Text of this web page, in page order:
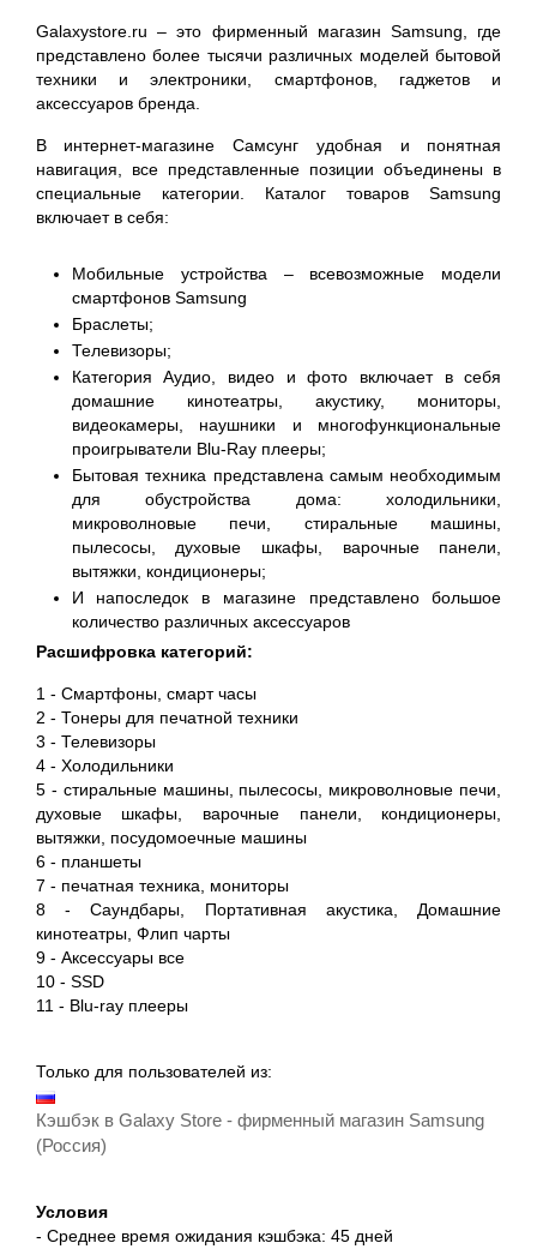
Galaxystore.ru – это фирменный магазин Samsung, где
представлено более тысячи различных моделей бытовой
техники и электроники, смартфонов, гаджетов и
аксессуаров бренда.
В интернет-магазине Самсунг удобная и понятная
навигация, все представленные позиции объединены в
специальные категории. Каталог товаров Samsung
включает в себя:
Мобильные устройства – всевозможные модели
смартфонов Samsung
Браслеты;
Телевизоры;
Категория Аудио, видео и фото включает в себя
домашние кинотеатры, акустику, мониторы,
видеокамеры, наушники и многофункциональные
проигрыватели Blu-Ray плееры;
Бытовая техника представлена самым необходимым
для обустройства дома: холодильники,
микроволновые печи, стиральные машины,
пылесосы, духовые шкафы, варочные панели,
вытяжки, кондиционеры;
И напоследок в магазине представлено большое
количество различных аксессуаров
Расшифровка категорий:
1 - Смартфоны, смарт часы
2 - Тонеры для печатной техники
3 - Телевизоры
4 - Холодильники
5 - стиральные машины, пылесосы, микроволновые печи,
духовые шкафы, варочные панели, кондиционеры,
вытяжки, посудомоечные машины
6 - планшеты
7 - печатная техника, мониторы
8 - Саундбары, Портативная акустика, Домашние
кинотеатры, Флип чарты
9 - Аксессуары все
10 - SSD
11 - Blu-ray плееры
Только для пользователей из:
Кэшбэк в Galaxy Store - фирменный магазин Samsung
(Россия)
Условия
- Среднее время ожидания кэшбэка: 45 дней